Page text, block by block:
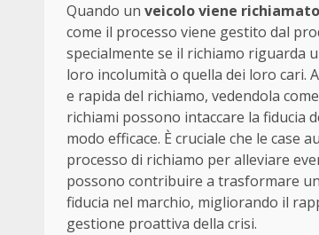
Quando un veicolo viene richiamato
come il processo viene gestito dal
specialmente se il richiamo riguarda
loro incolumità o quella dei loro cari.
e rapida del richiamo, vedendola
richiami possono intaccare la fiducia
modo efficace. È cruciale che le
processo di richiamo per alleviare
possono contribuire a trasformare
fiducia nel marchio, migliorando il
gestione proattiva della crisi.